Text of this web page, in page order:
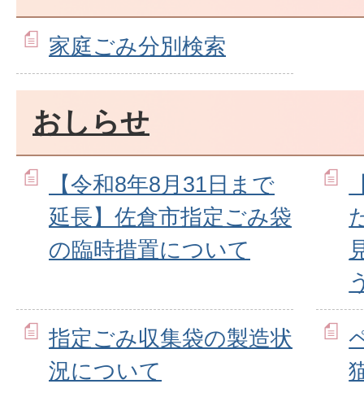
家庭ごみ分別検索
おしらせ
【令和8年8月31日まで
延長】佐倉市指定ごみ袋
の臨時措置について
指定ごみ収集袋の製造状
況について